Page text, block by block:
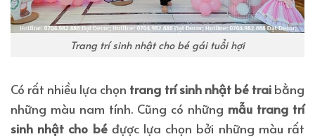
Trang trí sinh nhật cho bé gái tuổi hợi
Có rất nhiều lựa chọn trang trí sinh nhật bé traibằng
những màu nam tính. Cũng có những mẫu trang trí
sinh nhật cho béđựợc lựa chọn bởi những màu rất